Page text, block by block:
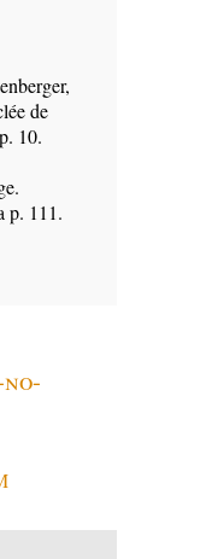
de
10.
p. 111.